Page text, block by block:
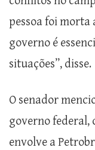
pessoa foi morta
governo é
situações”, disse.
O senador
governo federal,
envolve a